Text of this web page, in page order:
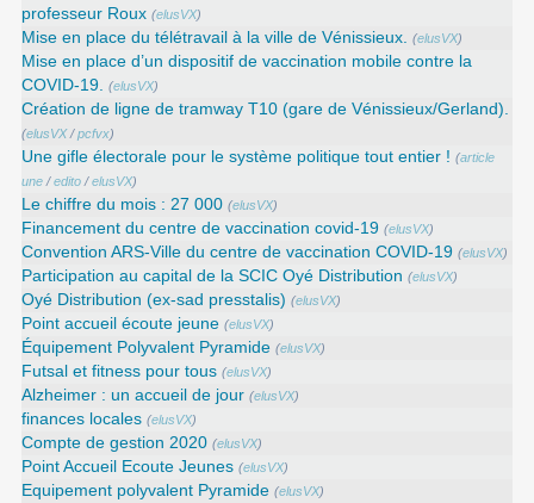
professeur Roux (elusVX)
Mise en place du télétravail à la ville de Vénissieux. (elusVX)
Mise en place d’un dispositif de vaccination mobile contre la
COVID-19.
(elusVX)
Création de ligne de tramway T10 (gare de Vénissieux/Gerland).
(elusVX/pcfvx)
Une gifle électorale pour le système politique tout entier ! (article
une /edito /elusVX)
Le chiffre du mois : 27 000 (elusVX)
Financement du centre de vaccination covid-19 (elusVX)
Convention ARS‑Ville du centre de vaccination COVID‑19 (elusVX)
Participation au capital de la SCIC Oyé Distribution (elusVX)
Oyé Distribution (ex-sad presstalis) (elusVX)
Point accueil écoute jeune (elusVX)
Équipement Polyvalent Pyramide (elusVX)
Futsal et fitness pour tous (elusVX)
Alzheimer : un accueil de jour (elusVX)
finances locales (elusVX)
Compte de gestion 2020 (elusVX)
Point Accueil Ecoute Jeunes (elusVX)
Equipement polyvalent Pyramide (elusVX)